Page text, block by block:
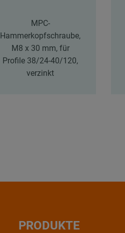
MPC-
Hammerkopfschraube,
M8 x 30 mm, für
Profile 38/24-40/120,
verzinkt
PRODUKTE